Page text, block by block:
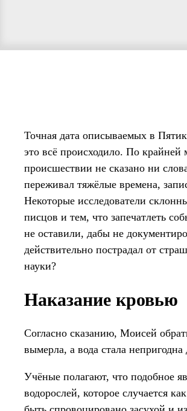
Точная дата описываемых в
это всё происходило. По
происшествии не сказано ни
переживал тяжёлые времена,
Некоторые исследователи
писцов и тем, что запечатлеть
не оставили, дабы не
действительно пострадал от
науки?
Наказание кровью
Согласно сказанию, Моисей
вымерла, а вода стала непригодна
Учёные полагают, что подобное
водорослей, которое случается